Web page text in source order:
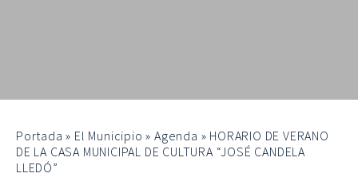
Portada » El Municipio »Agenda » HORARIO DE VERANO
DE LA CASA MUNICIPAL DE CULTURA “JOSÉ CANDELA
LLEDÓ”